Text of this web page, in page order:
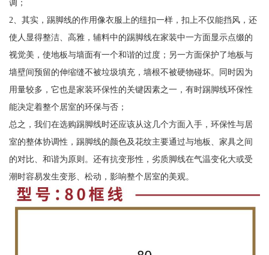
调；
2、其实，踢脚线的作用像衣服上的纽扣一样，扣上不仅能挡风，还
使人显得整洁、高雅，辅料中的踢脚线在家装中一方面显示点缀的
视觉美，使地板与墙面有一个和谐的过度；另一方面保护了地板与
墙壁间预留的伸缩缝不被垃圾填充，墙根不被硬物碰坏。同时因为
用量较多，它也是家装环保性的关键因素之一，有时踢脚线环保性
能决定着整个居室的环保与否；
总之，我们在选购踢脚线时还应该从这几个方面入手，环保性与居
室的整体协调性，踢脚线的颜色及花纹主要通过与地板、家具之间
的对比、和谐为原则。还有抗变形性，劣质脚线在气温变化大或受
潮时容易发生变形、松动，影响整个居室的美观。